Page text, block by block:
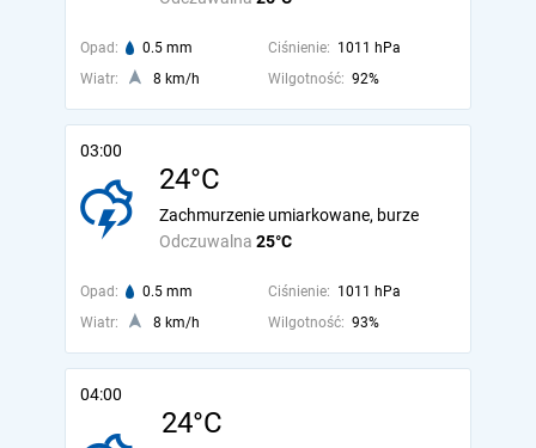
Opad: 0.5 mm Ciśnienie: 1011 hPa
Wiatr:
8 km/h Wilgotność: 92%
03:00
24°C
Odczuwalna 25°C
Zachmurzenie umiarkowane, burze
Opad: 0.5 mm Ciśnienie: 1011 hPa
Wiatr:
8 km/h Wilgotność: 93%
04:00
24°C